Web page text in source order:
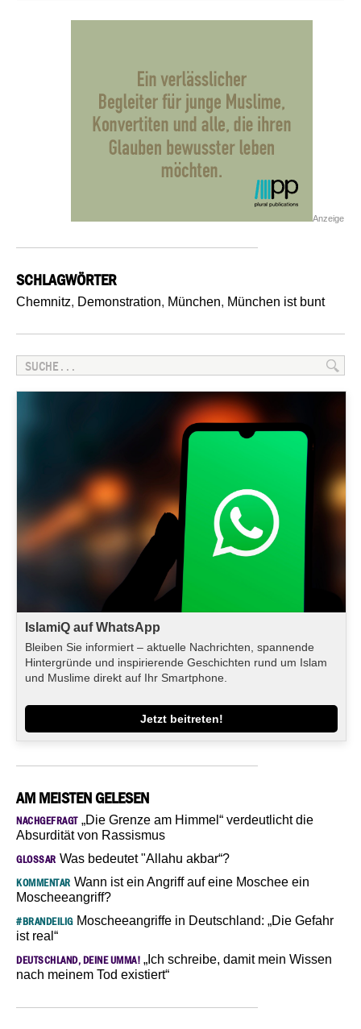
Anzeige
SCHLAGWÖRTER
Chemnitz, Demonstration, München, München ist bunt
IslamiQ auf WhatsApp
Bleiben Sie informiert – aktuelle Nachrichten, spannende
Hintergründe und inspirierende Geschichten rund um Islam
und Muslime direkt auf Ihr Smartphone.
Jetzt beitreten!
AM MEISTEN GELESEN
NACHGEFRAGT„Die Grenze am Himmel“ verdeutlicht die
Absurdität von Rassismus
GLOSSAR Was bedeutet "Allahu akbar“?
KOMMENTAR Wann ist ein Angriff auf eine Moschee ein
Moscheeangriff?
#BRANDEILIGMoscheeangriffe in Deutschland: „Die Gefahr
ist real“
DEUTSCHLAND, DEINE UMMA! „Ich schreibe, damit mein Wissen
nach meinem Tod existiert“